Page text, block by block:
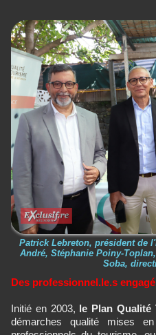
Patrick Lebreton, président de
André, Stéphanie Poiny-
Soba,
Des professionnel.le.s
Initié en 2003, le Plan Qualité
démarches qualité mises